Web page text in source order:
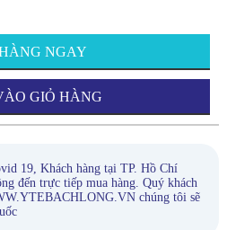
NGAY
GIỎ HÀNG
19, Khách hàng tại TP. Hồ Chí
đến trực tiếp mua hàng. Quý khách
chúng tôi sẽ